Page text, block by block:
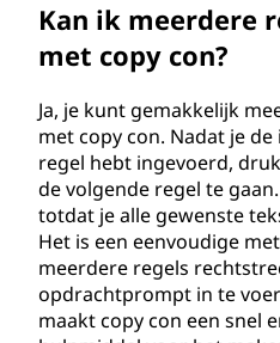
Kan ik meerdere
met copy con?
Ja, je kunt gemakkelijk
met copy con. Nadat je
regel hebt ingevoerd,
de volgende regel te
totdat je alle gewenste
Het is een eenvoudige
meerdere regels
opdrachtprompt in te
maakt copy con een snel